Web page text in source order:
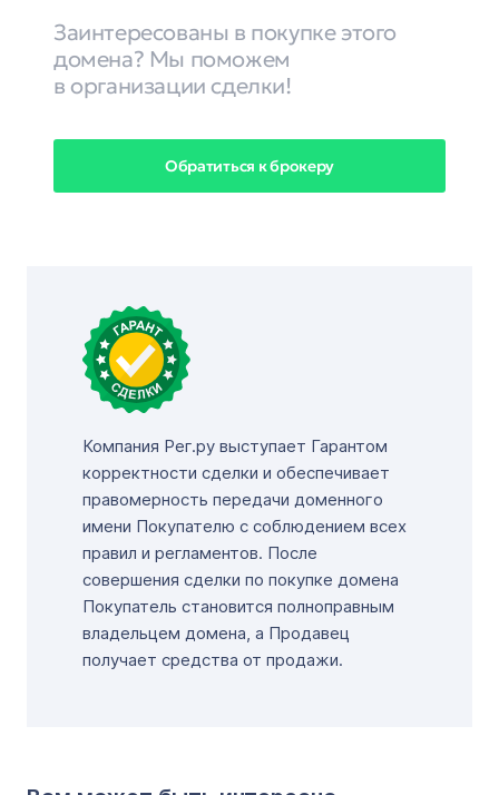
Заинтересованы в покупке этого
домена? Мы поможем
в организации сделки!
Обратиться к брокеру
Компания Рег.ру выступает Гарантом
корректности сделки и обеспечивает
правомерность передачи доменного
имени Покупателю с соблюдением всех
правил и регламентов. После
совершения сделки по покупке домена
Покупатель становится полноправным
владельцем домена, а Продавец
получает средства от продажи.